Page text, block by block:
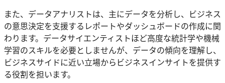
また、データアナリストは、主にデータを分析し、ビジネス
の意思決定を支援するレポートやダッシュボードの作成に関
わります。データサイエンティストほど高度な統計学や機械
学習のスキルを必要としませんが、データの傾向を理解し、
ビジネスサイドに近い立場からビジネスインサイトを提供す
る役割を担います。